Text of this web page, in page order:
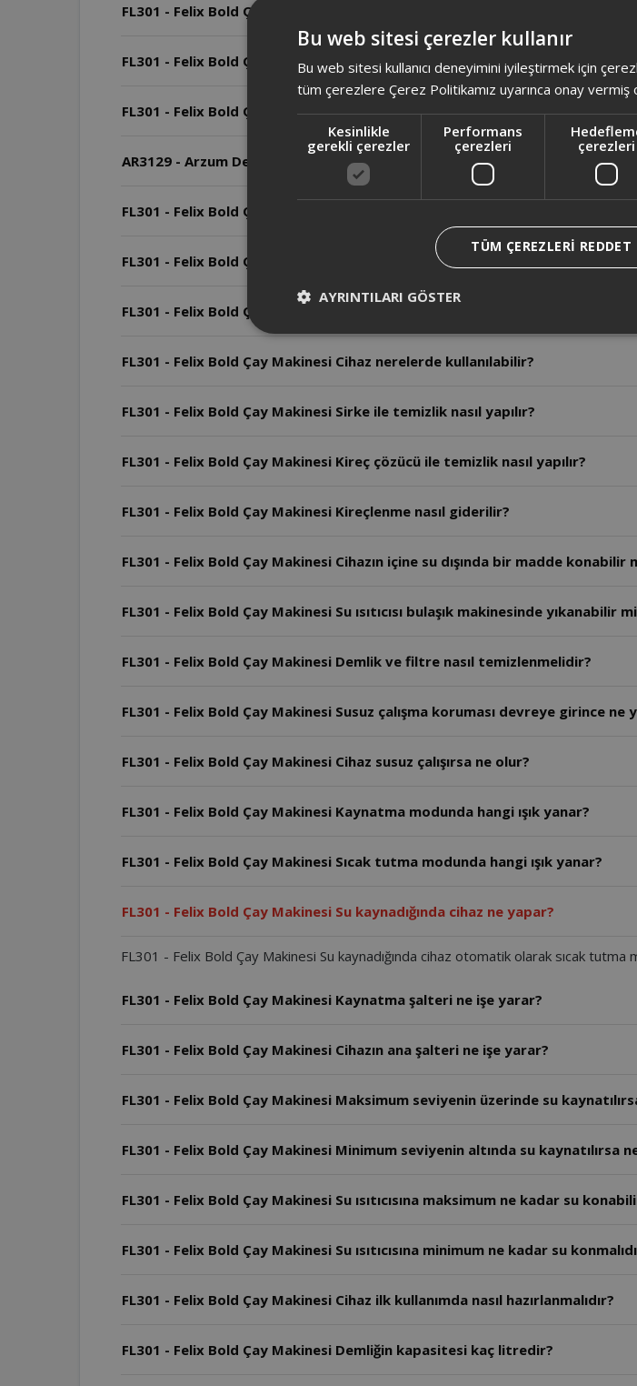
FL301 - Felix Bold Çay Makinesi ve AR3134 - Arzum Dreamtea Çay
FL301 - Felix Bold Çay Makinesi boyutları nelerdir?
FL301 - Felix Bold Çay Makinesi kaç wattır?
AR3129 - Arzum Deminde Çay Makinesi'nde ışıklar hangi renk yanar?
FL301 - Felix Bold Çay Makinesi Arızalarda nereye başvurulmalıdır?
FL301 - Felix Bold Çay Makinesi Cihazın kullanım ömrü kaç yıldır?
FL301 - Felix Bold Çay Makinesi Cihazın garanti süresi ne kadardır?
FL301 - Felix Bold Çay Makinesi Cihaz nerelerde kullanılabilir?
FL301 - Felix Bold Çay Makinesi Sirke ile temizlik nasıl yapılır?
FL301 - Felix Bold Çay Makinesi Kireç çözücü ile temizlik nasıl yapılır?
FL301 - Felix Bold Çay Makinesi Kireçlenme nasıl giderilir?
FL301 - Felix Bold Çay Makinesi Cihazın içine su dışında bir madde konabilir
FL301 - Felix Bold Çay Makinesi Su ısıtıcısı bulaşık makinesinde yıkanabilir
FL301 - Felix Bold Çay Makinesi Demlik ve filtre nasıl temizlenmelidir?
FL301 - Felix Bold Çay Makinesi Susuz çalışma koruması devreye girince ne
FL301 - Felix Bold Çay Makinesi Cihaz susuz çalışırsa ne olur?
FL301 - Felix Bold Çay Makinesi Kaynatma modunda hangi ışık yanar?
FL301 - Felix Bold Çay Makinesi Sıcak tutma modunda hangi ışık yanar?
FL301 - Felix Bold Çay Makinesi Su kaynadığında cihaz ne yapar?
FL301 - Felix Bold Çay Makinesi Su kaynadığında cihaz otomatik olarak sıcak tutma
FL301 - Felix Bold Çay Makinesi Kaynatma şalteri ne işe yarar?
FL301 - Felix Bold Çay Makinesi Cihazın ana şalteri ne işe yarar?
FL301 - Felix Bold Çay Makinesi Maksimum seviyenin üzerinde su
FL301 - Felix Bold Çay Makinesi Minimum seviyenin altında su kaynatılırsa
FL301 - Felix Bold Çay Makinesi Su ısıtıcısına maksimum ne kadar su
FL301 - Felix Bold Çay Makinesi Su ısıtıcısına minimum ne kadar su
FL301 - Felix Bold Çay Makinesi Cihaz ilk kullanımda nasıl hazırlanmalıdır?
FL301 - Felix Bold Çay Makinesi Demliğin kapasitesi kaç litredir?
Bu web sitesi çerezler kullanır
Bu web sitesi kullanıcı deneyimini iyileştirmek için
tüm çerezlere Çerez Politikamız uyarınca onay vermiş
Kesinlikle
gerekli çerezler
Performans
çerezleri
çerezleri
TÜM ÇEREZLERI REDDET
AYRINTILARI GÖSTER